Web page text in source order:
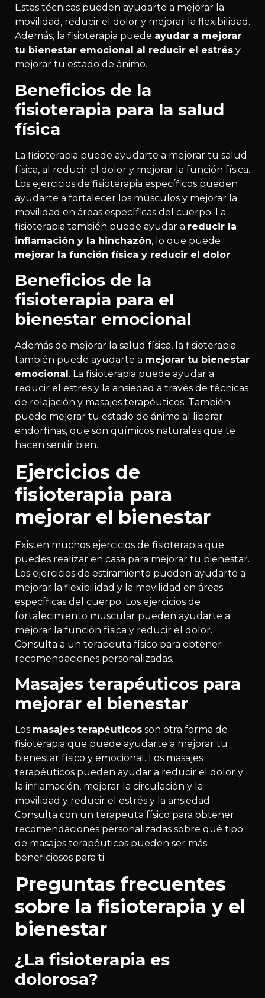
Estas técnicas pueden ayudarte a mejorar la
movilidad, reducir el dolor y mejorar la flexibilidad.
Además, la fisioterapia puede ayudar a mejorar
tu bienestar emocional al reducir el estrés y
mejorar tu estado de ánimo.
Beneficios de la
fisioterapia para la salud
física
La fisioterapia puede ayudarte a mejorar tu salud
física, al reducir el dolor y mejorar la función física.
Los ejercicios de fisioterapia específicos pueden
ayudarte a fortalecer los músculos y mejorar la
movilidad en áreas específicas del cuerpo. La
fisioterapia también puede ayudar a reducir la
inflamación y la hinchazón, lo que puede
mejorar la función física y reducir el dolor.
Beneficios de la
fisioterapia para el
bienestar emocional
Además de mejorar la salud física, la fisioterapia
también puede ayudarte a mejorar tu bienestar
emocional . La fisioterapia puede ayudar a
reducir el estrés y la ansiedad a través de técnicas
de relajación y masajes terapéuticos. También
puede mejorar tu estado de ánimo al liberar
endorfinas, que son químicos naturales que te
hacen sentir bien.
Ejercicios de
fisioterapia para
mejorar el bienestar
Existen muchos ejercicios de fisioterapia que
puedes realizar en casa para mejorar tu bienestar.
Los ejercicios de estiramiento pueden ayudarte a
mejorar la flexibilidad y la movilidad en áreas
específicas del cuerpo. Los ejercicios de
fortalecimiento muscular pueden ayudarte a
mejorar la función física y reducir el dolor.
Consulta a un terapeuta físico para obtener
recomendaciones personalizadas.
Masajes terapéuticos para
mejorar el bienestar
Los masajes terapéuticos son otra forma de
fisioterapia que puede ayudarte a mejorar tu
bienestar físico y emocional. Los masajes
terapéuticos pueden ayudar a reducir el dolor y
la inflamación, mejorar la circulación y la
movilidad y reducir el estrés y la ansiedad.
Consulta con un terapeuta físico para obtener
recomendaciones personalizadas sobre qué tipo
de masajes terapéuticos pueden ser más
beneficiosos para ti.
Preguntas frecuentes
sobre la fisioterapia y el
bienestar
¿La fisioterapia es
dolorosa?